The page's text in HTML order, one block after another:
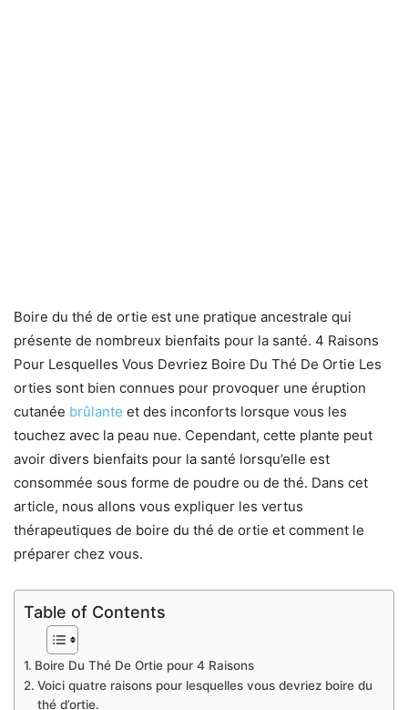
Boire du thé de ortie est une pratique ancestrale qui
présente de nombreux bienfaits pour la santé. 4 Raisons
Pour Lesquelles Vous Devriez Boire Du Thé De Ortie Les
orties sont bien connues pour provoquer une éruption
cutanée brûlante et des inconforts lorsque vous les
touchez avec la peau nue. Cependant, cette plante peut
avoir divers bienfaits pour la santé lorsqu’elle est
consommée sous forme de poudre ou de thé. Dans cet
article, nous allons vous expliquer les vertus
thérapeutiques de boire du thé de ortie et comment le
préparer chez vous.
Table of Contents
Boire Du Thé De Ortie pour 4 Raisons
Voici quatre raisons pour lesquelles vous devriez boire du
thé d’ortie.